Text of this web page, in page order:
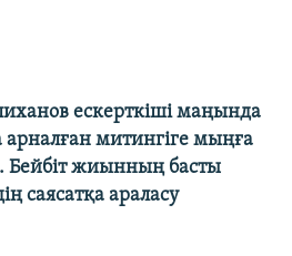
ескерткіші маңында
митингіге мыңға
жиынның басты
саясатқа араласу